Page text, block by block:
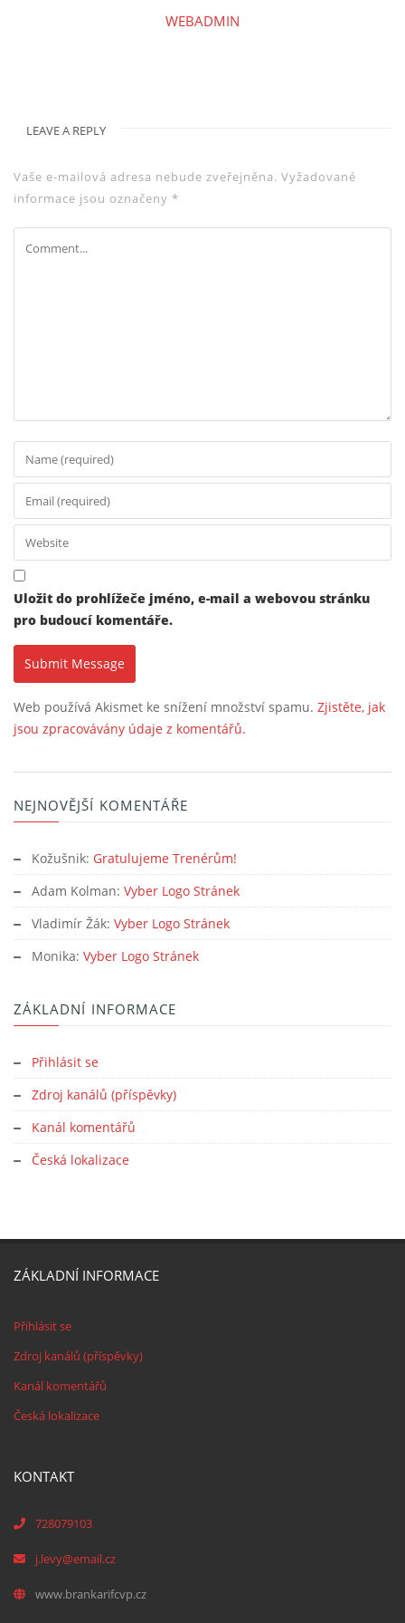
WEBADMIN
LEAVE A REPLY
Vaše e-mailová adresa nebude zveřejněna. Vyžadované
informace jsou označeny *
Uložit do prohlížeče jméno, e-mail a webovou stránku
pro budoucí komentáře.
Web používá Akismet ke snížení množství spamu. Zjistěte, jak
jsou zpracovávány údaje z komentářů.
NEJNOVĚJŠÍ KOMENTÁŘE
Kožušnik: Gratulujeme Trenérům!
Adam Kolman: Vyber Logo Stránek
Vladimír Žák: Vyber Logo Stránek
Monika: Vyber Logo Stránek
ZÁKLADNÍ INFORMACE
Přihlásit se
Zdroj kanálů (příspěvky)
Kanál komentářů
Česká lokalizace
ZÁKLADNÍ INFORMACE
Přihlásit se
Zdroj kanálů (příspěvky)
Kanál komentářů
Česká lokalizace
KONTAKT
728079103
j.levy@email.cz
www.brankarifcvp.cz